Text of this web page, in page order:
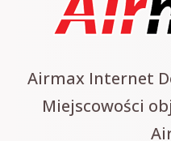
Airmax Internet
Miejscowości